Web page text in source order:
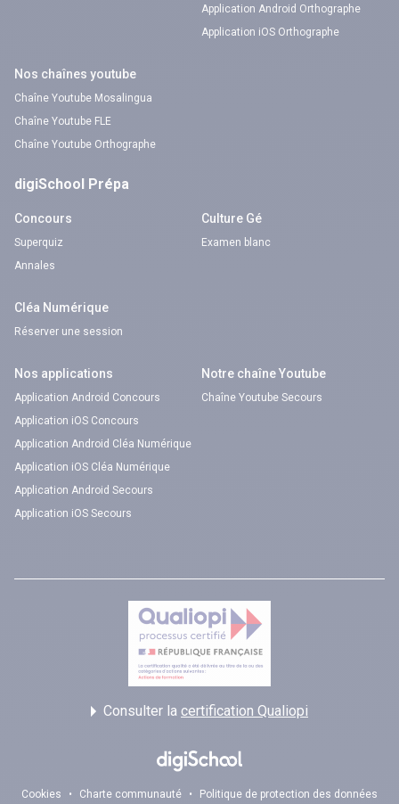
Application Android Orthographe
Application iOS Orthographe
Nos chaînes youtube
Chaîne Youtube Mosalingua
Chaîne Youtube FLE
Chaîne Youtube Orthographe
digiSchool Prépa
Concours
Superquiz
Annales
Culture Gé
Examen blanc
Cléa Numérique
Réserver une session
Nos applications
Application Android Concours
Application iOS Concours
Application Android Cléa Numérique
Application iOS Cléa Numérique
Application Android Secours
Application iOS Secours
Notre chaîne Youtube
Chaîne Youtube Secours
Consulter la certification Qualiopi
Cookies • Charte communauté •
Politique de protection des données